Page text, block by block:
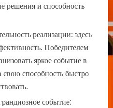
решения и способность
реализации: здесь
Победителем
яркое событие в
свою способность быстро
событие: